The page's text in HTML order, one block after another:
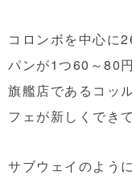
コロンボを中心に
パンが1つ60～80
旗艦店であるコッ
フェが新しくでき
サブウェイのよう